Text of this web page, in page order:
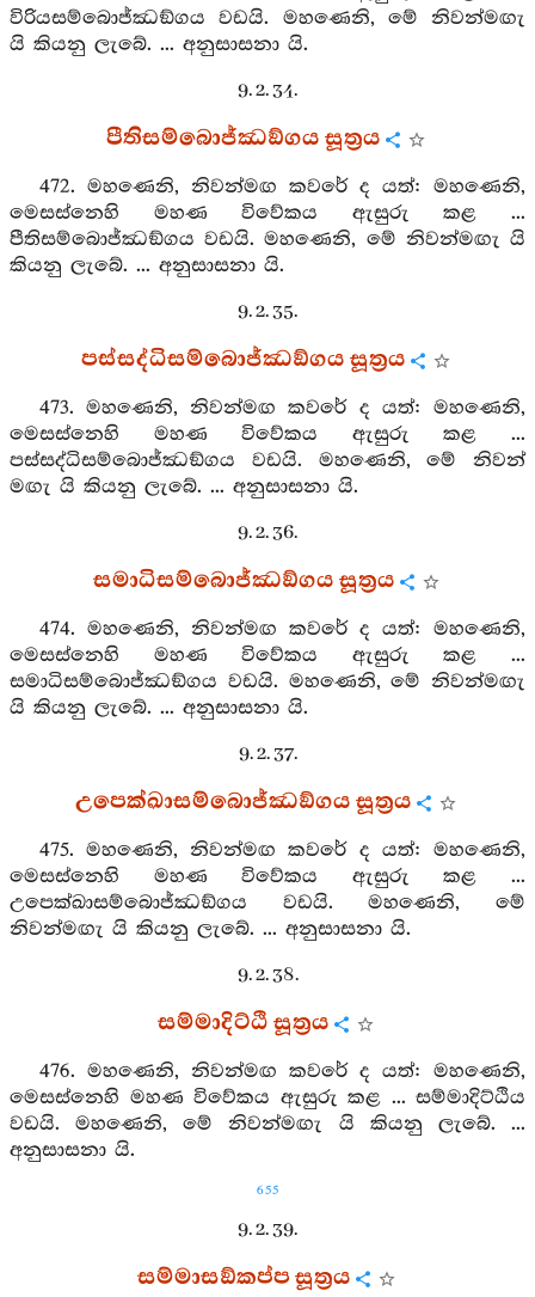
විරියසම්බොජ්ඣඞ්ගය වඩයි. මහණෙනි, මේ නිවන්මඟැ
යි කියනු ලැබේ. ... අනුසාසනා යි.
9. 2. 34.
පීතිසම්බොජ්ඣඞ්ගය සූත්‍රය
472. මහණෙනි, නිවන්මඟ කවරේ ද යත්: මහණෙනි,
මෙසස්නෙහි මහණ විවේකය ඇසුරු කළ ...
පීතිසම්බොජ්ඣඞ්ගය වඩයි. මහණෙනි, මේ නිවන්මඟැ යි
කියනු ලැබේ. ... අනුසාසනා යි.
9. 2. 35.
පස්සද්ධිසම්බොජ්ඣඞ්ගය සූත්‍රය
473. මහණෙනි, නිවන්මඟ කවරේ ද යත්: මහණෙනි,
මෙසස්නෙහි මහණ විවේකය ඇසුරු කළ ...
පස්සද්ධිසම්බොජ්ඣඞ්ගය වඩයි. මහණෙනි, මේ නිවන්
මඟැ යි කියනු ලැබේ. ... අනුසාසනා යි.
9. 2. 36.
සමාධිසම්බොජ්ඣඞ්ගය සූත්‍රය
474. මහණෙනි, නිවන්මඟ කවරේ ද යත්: මහණෙනි,
මෙසස්නෙහි මහණ විවේකය ඇසුරු කළ ...
සමාධිසම්බොජ්ඣඞ්ගය වඩයි. මහණෙනි, මේ නිවන්මඟැ
යි කියනු ලැබේ. ... අනුසාසනා යි.
9. 2. 37.
උපෙක්ඛාසම්බොජ්ඣඞ්ගය සූත්‍රය
475. මහණෙනි, නිවන්මඟ කවරේ ද යත්: මහණෙනි,
මෙසස්නෙහි මහණ විවේකය ඇසුරු කළ ...
උපෙක්ඛාසම්බොජ්ඣඞ්ගය වඩයි. මහණෙනි, මේ
නිවන්මඟැ යි කියනු ලැබේ. ... අනුසාසනා යි.
9. 2. 38.
සම්මාදිට්ඨි සූත්‍රය
476. මහණෙනි, නිවන්මඟ කවරේ ද යත්: මහණෙනි,
මෙසස්නෙහි මහණ විවේකය ඇසුරු කළ ... සම්මාදිට්ඨිය
වඩයි. මහණෙනි, මේ නිවන්මඟැ යි කියනු ලැබේ. ...
අනුසාසනා යි.
655
9. 2. 39.
සම්මාසඞ්කප්ප සූත්‍රය